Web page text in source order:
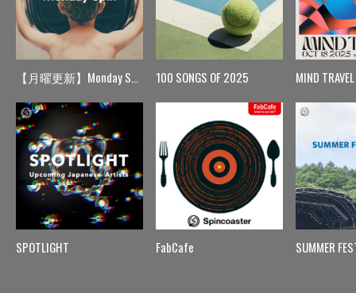
【月曜更新】Monday Spin
SPOTLIGHT
100 SONGS OF 2025
FabCafe
MIND TRAVEL
SUMMER